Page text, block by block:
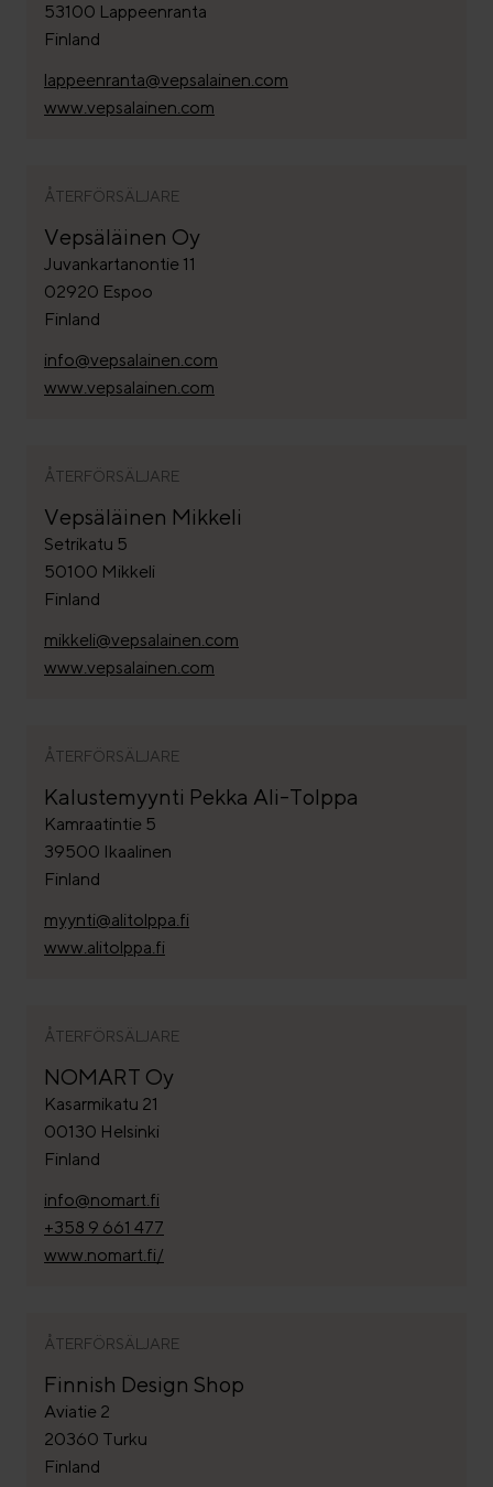
53100 Lappeenranta
Finland
lappeenranta@vepsalainen.com
www.vepsalainen.com
ÅTERFÖRSÄLJARE
Vepsäläinen Oy
Juvankartanontie 11
02920 Espoo
Finland
info@vepsalainen.com
www.vepsalainen.com
ÅTERFÖRSÄLJARE
Vepsäläinen Mikkeli
Setrikatu 5
50100 Mikkeli
Finland
mikkeli@vepsalainen.com
www.vepsalainen.com
ÅTERFÖRSÄLJARE
Kalustemyynti Pekka Ali-Tolppa
Kamraatintie 5
39500 Ikaalinen
Finland
myynti@alitolppa.fi
www.alitolppa.fi
ÅTERFÖRSÄLJARE
NOMART Oy
Kasarmikatu 21
00130 Helsinki
Finland
info@nomart.fi
+358 9 661 477
www.nomart.fi/
ÅTERFÖRSÄLJARE
Finnish Design Shop
Aviatie 2
20360 Turku
Finland